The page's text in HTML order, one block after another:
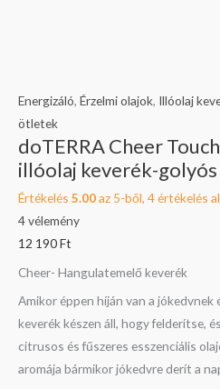
Energizáló, Érzelmi olajok, Illóolaj
ötletek
doTERRA Cheer
illóolaj keverék-
Értékelés 5.00az 5-ből, 4értékelés
4vélemény
12 190Ft
Cheer- Hangulatemelő keverék
Amikor éppen híján van a jókedvnek
keverék készen áll, hogy felderítse,
citrusos és fűszeres esszenciális
aromája bármikor jókedvre derít a